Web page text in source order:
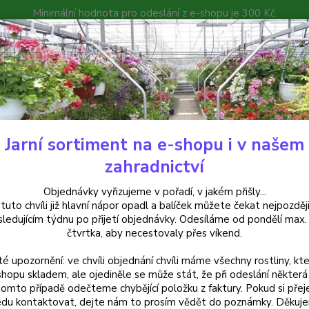
Minimální hodnota pro odeslání z e-shopu je 300 Kč.
můžete čekat nejpozději v následujícím týdnu po přijetí
Poradna Kontakty
Hledat
Trvalky Kopretina (Leucanthemum Maximum) - cena na prodejně
(Leucanthemum
srpna
Jarní sortiment na e-shopu i v našem
zahradnictví
Objednávky vyřizujeme v pořadí, v jakém přišly...
chvíli již hlavní nápor opadl a balíček můžete čekat
týdnu po přijetí objednávky. Odesíláme od pondělí
čtvrtka, aby necestovaly přes víkend.
upozornění: ve chvíli objednání chvíli máme všechny rostliny,
skladem, ale ojediněle se může stát, že při odeslání některá
případě odečteme chybějící položku z faktury. Pokud si
kontaktovat, dejte nám to prosím vědět do poznámky.